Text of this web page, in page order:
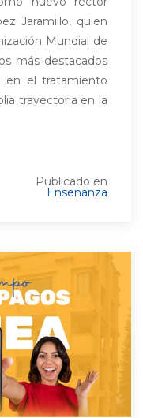
Jaramillo, quien
Mundial de
más destacados
en el tratamiento
trayectoria en la
Publicado en
Ensenanza